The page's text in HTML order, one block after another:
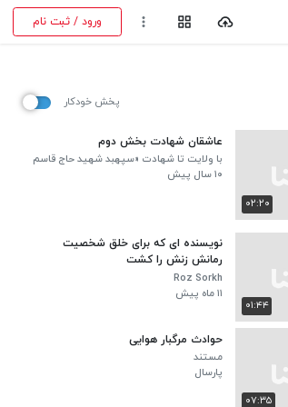
ورود / ثبت نام
پخش خودکار
۰۲:۲۰
عاشقان شهادت بخش دوم
با ولایت تا شهادت «سپهبد شهید حاج قاسم
سلیمانی»
۱۰ سال پیش
۰۱:۴۴
نویسنده ای که برای خلق شخصیت
رمانش زنش را کشت
Roz Sorkh‬
۱۱ ماه پیش
۰۷:۳۵
حوادث مرگبار هوایی
مستند
پارسال